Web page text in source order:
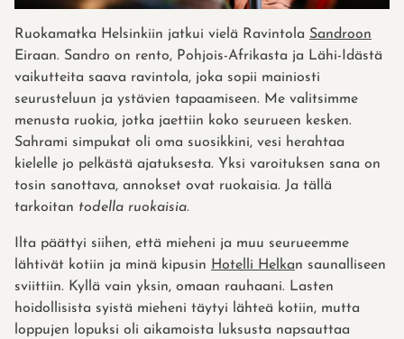
Ruokamatka Helsinkiin jatkui vielä Ravintola Sandroon
Eiraan. Sandro on rento, Pohjois-Afrikasta ja Lähi-Idästä
vaikutteita saava ravintola, joka sopii mainiosti
seurusteluun ja ystävien tapaamiseen. Me valitsimme
menusta ruokia, jotka jaettiin koko seurueen kesken.
Sahrami simpukat oli oma suosikkini, vesi herahtaa
kielelle jo pelkästä ajatuksesta. Yksi varoituksen sana on
tosin sanottava, annokset ovat ruokaisia. Ja tällä
tarkoitan todella ruokaisia.
Ilta päättyi siihen, että mieheni ja muu seurueemme
lähtivät kotiin ja minä kipusin Hotelli Helkan saunalliseen
sviittiin. Kyllä vain yksin, omaan rauhaani. Lasten
hoidollisista syistä mieheni täytyi lähteä kotiin, mutta
loppujen lopuksi oli aikamoista luksusta napsauttaa